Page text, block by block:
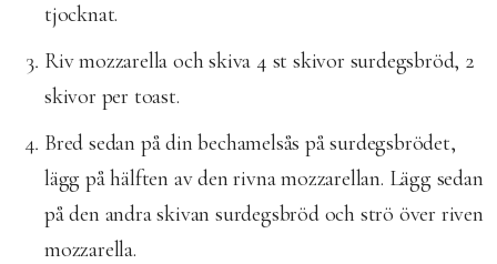
tjocknat.
Riv mozzarella och skiva 4 st skivor surdegsbröd, 2
skivor per toast.
Bred sedan på din bechamelsås på surdegsbrödet,
lägg på hälften av den rivna mozzarellan. Lägg sedan
på den andra skivan surdegsbröd och strö över riven
mozzarella.